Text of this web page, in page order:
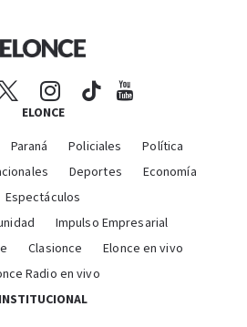
ELONCE
Paraná Policiales
Política
Deportes
Economía
Espectáculos
Impulso Empresarial
Clasionce
Elonce en vivo
Radio en vivo
INSTITUCIONAL